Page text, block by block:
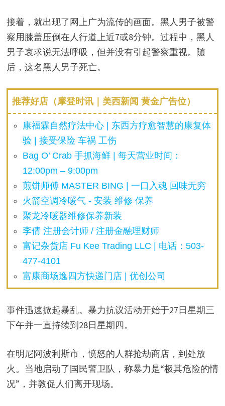
接着，就出现了网上广为流传的画面。黑人男子被警
察用膝盖压倒在人行道上近7或8分钟。过程中，黑人
男子哀求说无法呼吸，但并没有引起警察重视。随
后，这名黑人男子死亡。
推荐好店（摩登时讯｜美西新闻 黄金广告位）
康福霖自然疗法中心 | 东西方疗愈智慧的康复体
验 | 接受保险 车祸 工伤
Bag O’ Crab 手抓海鲜 | 每天营业时间：
12:00pm – 9:00pm
煎饼师傅 MASTER BING | 一口入魂 回味无穷
火箭空调冷暖气 - 安装 维修 保养
聚龙冷暖器维修保养新装
李倩 注册会计师 / 注册金融理财师
富记杂货店 Fu Kee Trading LLC | 电话：503-
477-4101
富康商场逸四方快递门店 | 优创公司
事件迅速掀起暴乱。暴力抗议活动开始于27日星期三
下午并一直持续到28日星期四。
在明尼阿波利斯市，愤怒的人群抢劫商店，到处放
火。当地启动了国民警卫队，称暴力是“极其危险的情
况”，并敦促人们离开现场。